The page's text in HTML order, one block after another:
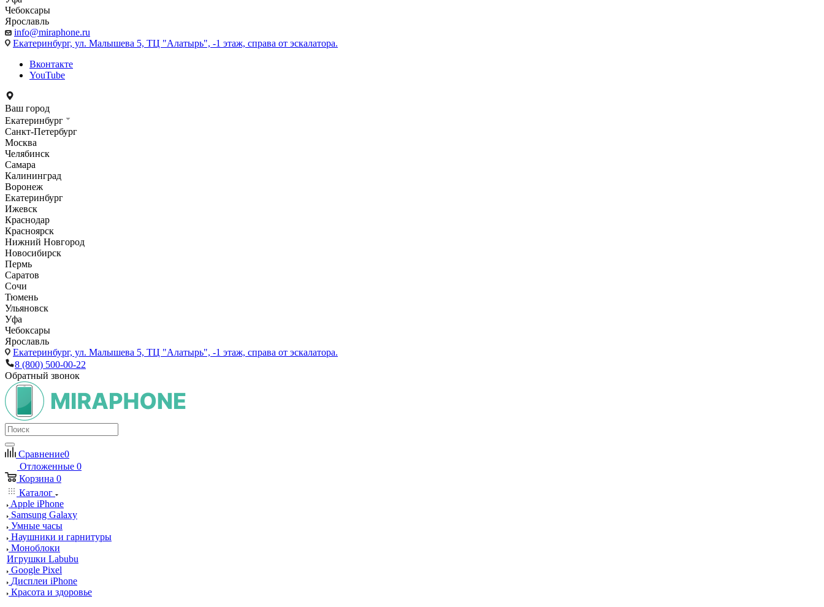
Чебоксары
Ярославль
info@miraphone.ru
Екатеринбург, ул. Малышева 5, ТЦ "Алатырь", -1 этаж, справа от эскалатора.
Вконтакте
YouTube
Ваш город
Екатеринбург
Санкт-Петербург
Москва
Челябинск
Самара
Калининград
Воронеж
Екатеринбург
Ижевск
Краснодар
Красноярск
Нижний Новгород
Новосибирск
Пермь
Саратов
Сочи
Тюмень
Ульяновск
Уфа
Чебоксары
Ярославль
Екатеринбург, ул. Малышева 5, ТЦ "Алатырь", -1 этаж, справа от эскалатора.
8 (800) 500-00-22
Обратный звонок
Сравнение0
Отложенные 0
Корзина 0
Каталог
Apple iPhone
Samsung Galaxy
Умные часы
Наушники и гарнитуры
Моноблоки
Игрушки Labubu
Google Pixel
Дисплеи iPhone
Красота и здоровье